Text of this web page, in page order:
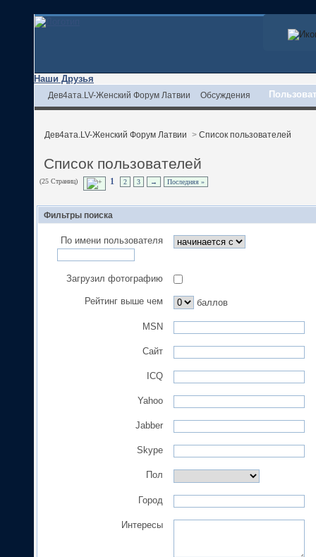
Наши Друзья
Дев4ата.LV-Женский Форум Латвии Обсуждения
Дев4ата.LV-Женский Форум Латвии > Список пользователей
Список пользователей
(25 Страниц) 1 2 3 → Последняя »
Фильтры поиска
По имени пользователя
Загрузил фотографию
Рейтинг выше чем баллов
MSN
Сайт
ICQ
Yahoo
Jabber
Skype
Пол
Город
Интересы